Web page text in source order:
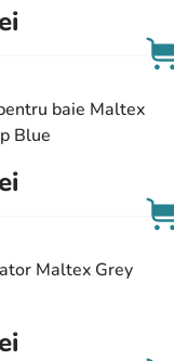
baie Maltex
Blue
Maltex Grey